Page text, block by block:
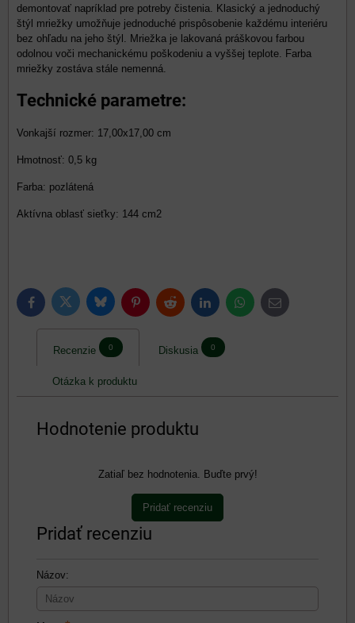
demontovať napríklad pre potreby čistenia. Klasický a jednoduchý
štýl mriežky umožňuje jednoduché prispôsobenie každému interiéru
bez ohľadu na jeho štýl. Mriežka je lakovaná práškovou farbou
odolnou voči mechanickému poškodeniu a vyššej teplote. Farba
mriežky zostáva stále nemenná.
Technické parametre:
Vonkajší rozmer: 17,00x17,00 cm
Hmotnosť: 0,5 kg
Farba: pozlátená
Aktívna oblasť sieťky: 144 cm2
FacebookTwitter BlueskyPinterestReddit LinkedInWhatsApp
E-
mail
Recenzie 0 Diskusia 0
Otázka k produktu
Hodnotenie produktu
Zatiaľ bez hodnotenia. Buďte prvý!
Pridať recenziu
Pridať recenziu
Názov: